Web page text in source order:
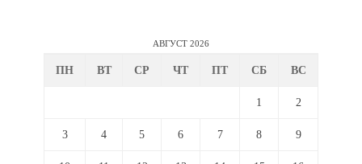
АВГУСТ 2026
ПН ВТ СР ЧТ ПТ СБ ВС
1 2
3 4 5 6 7 8 9